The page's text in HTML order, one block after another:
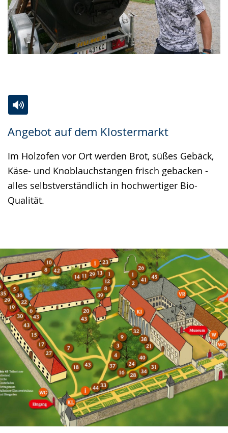
Angebot auf dem Klostermarkt
Leichten
Sprache
wechseln.
Audio-
Unterstützung.
Video
in
Deutscher
Gebärdensprache
wird
Im Holzofen vor Ort werden Brot, süßes Gebäck,
Käse- und Knoblauchstangen frisch gebacken -
alles selbstverständlich in hochwertiger Bio-
Qualität.